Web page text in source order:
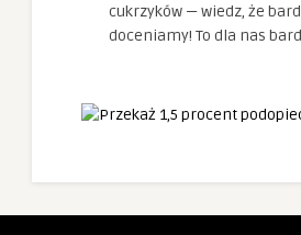
cukrzyków — wiedz, że
doceniamy! To dla nas